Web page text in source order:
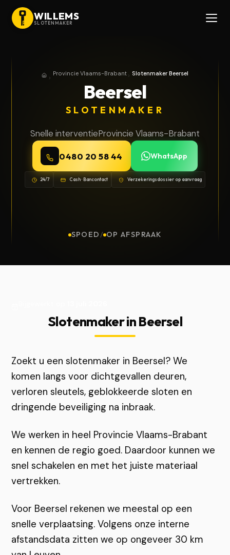
WILLEMS
SLOTENMAKER
HomeProvincie Vlaams-Brabant
Provincie Vlaams-Brabant Slotenmaker Beersel
Beersel
SLOTENMAKER
Snelle interventieProvincie Vlaams-Brabant
0480 20 58 44 WhatsApp
24/7 Cash · Bancontact Verzekeringsdossier op aanvraag
SPOED / OP AFSPRAAK
Slotenmaker in Beersel
Zoekt u een slotenmaker in Beersel? We
komen langs voor dichtgevallen deuren,
verloren sleutels, geblokkeerde sloten en
dringende beveiliging na inbraak.
We werken in heel Provincie Vlaams-Brabant
en kennen de regio goed. Daardoor kunnen we
snel schakelen en met het juiste materiaal
vertrekken.
Voor Beersel rekenen we meestal op een
snelle verplaatsing. Volgens onze interne
afstandsdata zitten we op ongeveer 30 km